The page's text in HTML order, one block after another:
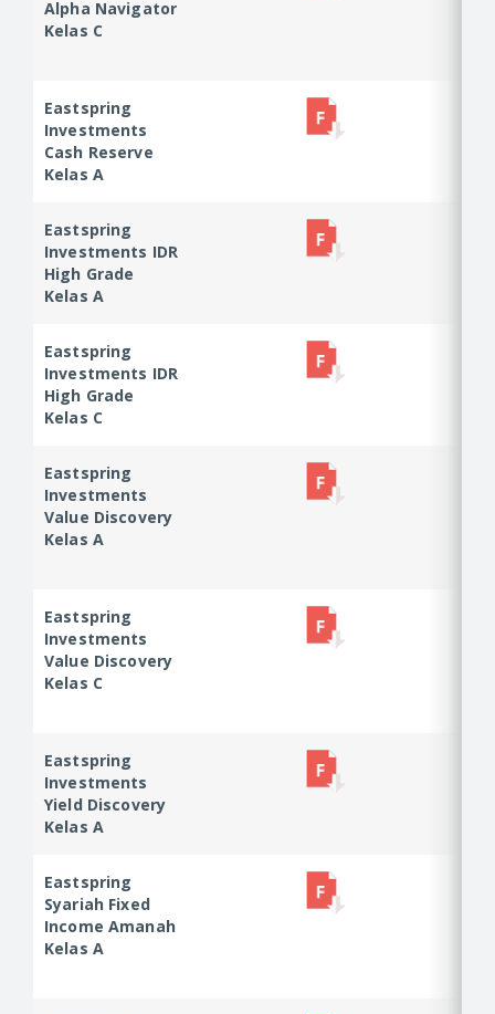
Alpha
Navigator
Eastspring
Investments
Cash Reserve
Kelas A
Eastspring
Investments
IDR High Grade
Kelas A
Eastspring
Investments
IDR High Grade
Kelas C
Eastspring
Investments
Value
Discovery
Eastspring
Investments
Value
Discovery
Eastspring
Investments
Yield Discovery
Kelas A
Eastspring
Syariah Fixed
Income
Amanah Kelas
Alpha Navigator
Kelas C
Eastspring
Investments
Cash Reserve
Kelas A
Eastspring
Investments IDR
High Grade
Kelas A
Eastspring
Investments IDR
High Grade
Kelas C
Eastspring
Investments
Value Discovery
Kelas A
Eastspring
Investments
Value Discovery
Kelas C
Eastspring
Investments
Yield Discovery
Kelas A
Eastspring
Syariah Fixed
Income Amanah
Kelas A